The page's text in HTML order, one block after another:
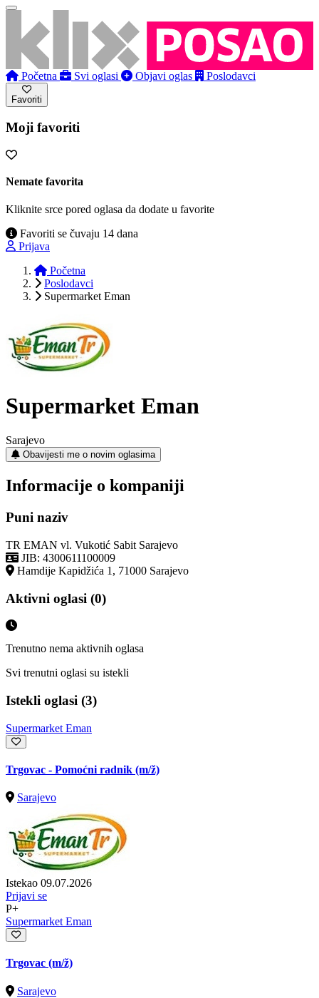
Početna Svi oglasi Objavi oglas Poslodavci
Favoriti
Moji favoriti
Nemate favorita
Kliknite srce pored oglasa da dodate u favorite
Favoriti se čuvaju 14 dana
Prijava
Početna
Poslodavci
Supermarket Eman
Supermarket Eman
Sarajevo
Obavijesti me o novim oglasima
Informacije o kompaniji
Puni naziv
TR EMAN vl. Vukotić Sabit Sarajevo
JIB: 4300611100009
Hamdije Kapidžića 1, 71000 Sarajevo
Aktivni oglasi (0)
Trenutno nema aktivnih oglasa
Svi trenutni oglasi su istekli
Istekli oglasi (3)
Supermarket Eman
Trgovac - Pomoćni radnik (m/ž)
Sarajevo
Istekao 09.07.2026
Prijavi se
P+
Supermarket Eman
Trgovac (m/ž)
Sarajevo